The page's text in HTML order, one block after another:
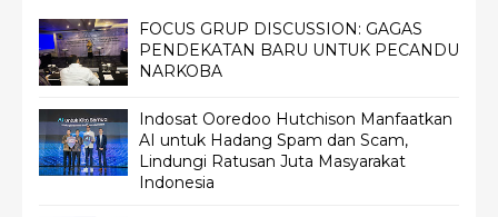
FOCUS GRUP DISCUSSION: GAGAS
PENDEKATAN BARU UNTUK PECANDU
NARKOBA
Indosat Ooredoo Hutchison Manfaatkan
AI untuk Hadang Spam dan Scam,
Lindungi Ratusan Juta Masyarakat
Indonesia